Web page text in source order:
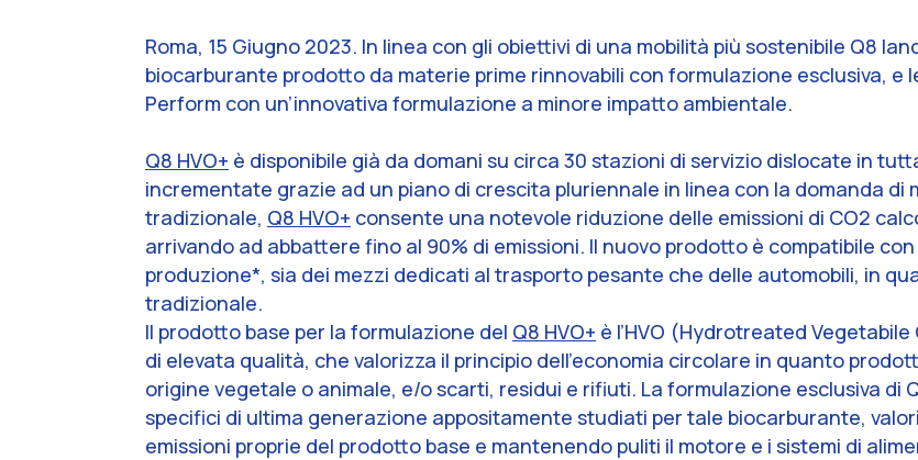
Roma, 15 Giugno 2023. In linea con gli obiettivi di una mobilità più sostenibile Q8
biocarburante prodotto da materie prime rinnovabili con formulazione esclusiva, e
Perform con un’innovativa formulazione a minore impatto ambientale.
Q8 HVO+ è disponibile già da domani su circa 30 stazioni di servizio dislocate in
incrementate grazie ad un piano di crescita pluriennale in linea con la domanda
tradizionale, Q8 HVO+ consente una notevole riduzione delle emissioni di CO2
arrivando ad abbattere fino al 90% di emissioni. Il nuovo prodotto è compatibile
produzione*, sia dei mezzi dedicati al trasporto pesante che delle automobili, in
tradizionale.
Il prodotto base per la formulazione del Q8 HVO+ è l’HVO (Hydrotreated
di elevata qualità, che valorizza il principio dell’economia circolare in quanto
origine vegetale o animale, e/o scarti, residui e rifiuti. La formulazione esclusiva di
specifici di ultima generazione appositamente studiati per tale biocarburante,
emissioni proprie del prodotto base e mantenendo puliti il motore e i sistemi di